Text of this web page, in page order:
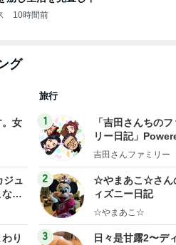
10時間前
グ
。女
ジュ
す
り
旅行
1
「吉田さんちの
リー日記」
y Ameba 吉田さ
ログ
吉田さんファミリー
2
☆やまあこ☆さん
ィズニー日記
☆やまあこ☆
3
日々是甘露2〜デ